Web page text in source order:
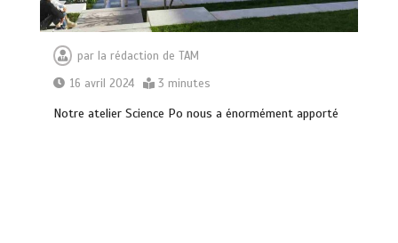
par la rédaction de TAM
16 avril 2024
3 minutes
Notre atelier Science Po nous a énormément apporté